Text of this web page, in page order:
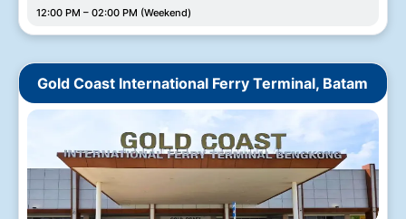
12:00 PM – 02:00 PM (Weekend)
Gold Coast International Ferry Terminal, Batam